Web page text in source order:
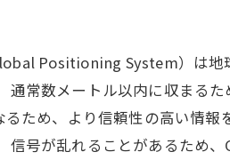
ーション
の影響
展望
Positioning System）は
常数メートル以内に収まる
ため、より信頼性の高い情
号が乱れることがあるため